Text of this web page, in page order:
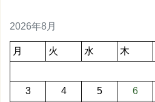
2026年8月
月 火 水 木
3
4 5 6